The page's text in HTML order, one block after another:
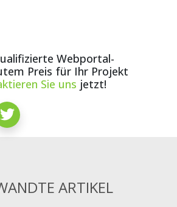
Webportal-
Preis für Ihr Projekt
Sie uns jetzt!
ARTIKEL